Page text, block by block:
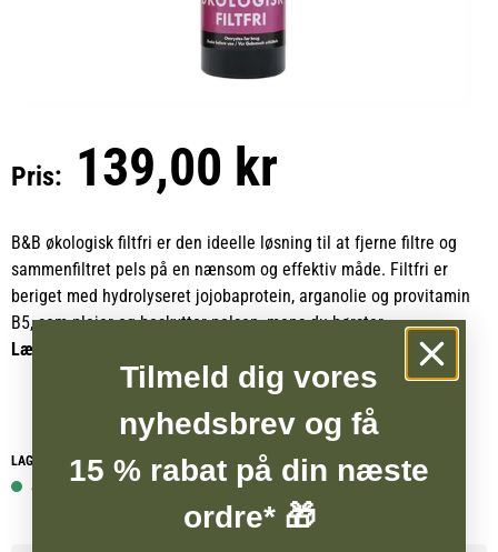
Pris: 139,00 kr
B&B økologisk filtfri er den ideelle løsning til at fjerne filtre og
sammenfiltret pels på en nænsom og effektiv måde. Filtfri er
beriget med hydrolyseret jojobaprotein, arganolie og provitamin
B5, som plejer og beskytter pelsen, mens du børster.
B&B økologisk filtfri virker antistatisk og gør pelsen nemmere at
rede ud, samtidig med at den efterlades blød, smidig og velplejet.
Læs mere
LAGERSTATUS WEBSHOP
4 på lager
Tilmeld dig vores
nyhedsbrev og få
15 % rabat på din næste
ordre* 🎁